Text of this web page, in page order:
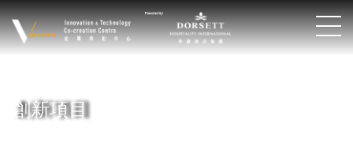
創新項目